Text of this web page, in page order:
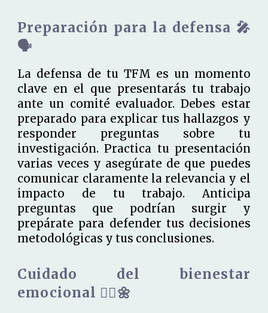
Preparación para la defensa 🎤
🗣️
La defensa de tu TFM es un momento
clave en el que presentarás tu trabajo
ante un comité evaluador. Debes estar
preparado para explicar tus hallazgos y
responder preguntas sobre tu
investigación. Practica tu presentación
varias veces y asegúrate de que puedes
comunicar claramente la relevancia y el
impacto de tu trabajo. Anticipa
preguntas que podrían surgir y
prepárate para defender tus decisiones
metodológicas y tus conclusiones.
Cuidado del bienestar
emocional 🧘‍♀️🌼